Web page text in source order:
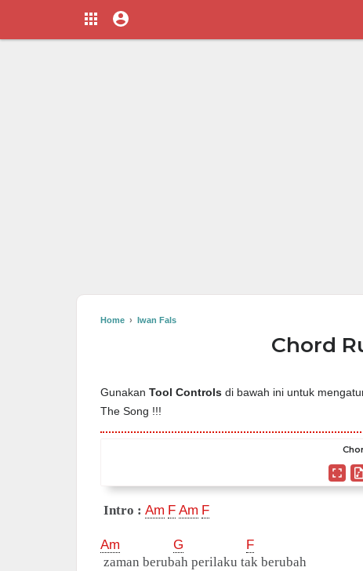
Home › Iwan Fals
Chord
Gunakan Tool Controls di bawah ini untuk
The Song !!!
Intro : Am F Am F
Am G
F
zaman berubah perilaku tak berubah